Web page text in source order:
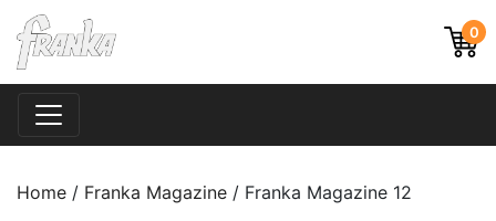
0
Home / Franka Magazine / Franka Magazine 12